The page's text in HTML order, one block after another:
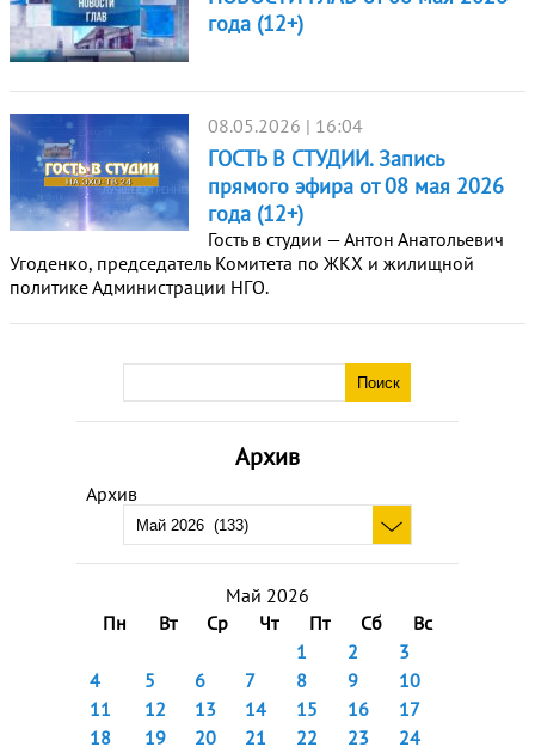
Архив
Архив
Май 2026
Пн
Вт Ср Чт Пт Сб
Вс
1
2
3
4
5 6 7 8 9
10
11
12 13 14 15 16
17
18
19 20 21 22 23
24
года (12+)
08.05.2026 | 16:04
ГОСТЬ В СТУДИИ. Запись
прямого эфира от 08 мая 2026
года (12+)
Гость в студии — Антон Анатольевич
Угоденко, председатель Комитета по ЖКХ и жилищной
политике Администрации НГО.